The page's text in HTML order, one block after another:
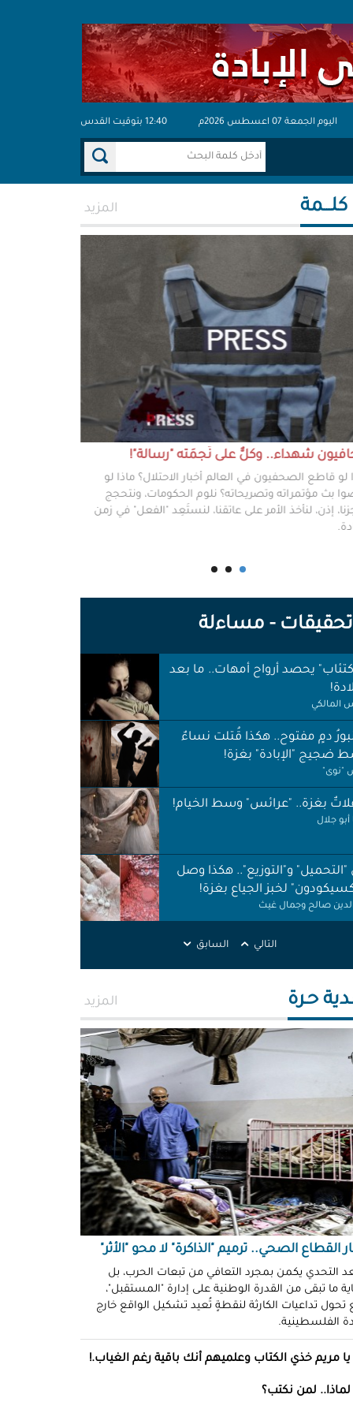
اليوم الجمعة 07 اعسطس 2026م 12:40 بتوقيت القدس
كلـــمة المزيد
شهداء.. وكلٌّ على نَجمَته "رسالة"!
لو قاطع الصحفيون في العالم أخبار الاحتلال؟ ماذا لو
بث مؤتمراته وتصريحاته؟ نلوم الحكومات، ونتحجج
إذن، لنأخذ الأمر على عاتقنا، لنستَعِد "الفعل" في زمن
تحقيقات - مساءلة
يحصد أرواح أمهات.. ما بعد
المالكي
دمٍ مفتوح.. هكذا قُتلت نساءٌ
ضجيج "الإبادة" بغزة!
"نوى"
بغزة.. "عرائس" وسط الخيام!
جلال
"التحميل" و"التوزيع".. هكذا وصل
لخبز الجياع بغزة!
الدين صالح وجمال غيث
نظافة في الظل.. لا حقوق ولا
غزة قنابل موقوتة.. خَرابٌ نَخَر
والتربة!
الله التركماني ورشا فرحات
وضحكوا".. انتهاكات جنسية
في سجون "إسرائيل"!
طولكرم بين وعود الإغاثة وواقع
سلامة
الشُّهود.. نهجٌ "إسرائيلي"
من العقاب!
توفيق
"الشبح" بغزة.. هويّات تُكشف
مرة!
قاتلة.. مضادات حيوية في قِطع
كريم"!
التالي السابق
حـرة المزيد
القطاع الصحي.. ترميم "الذاكرة" لا محو "الأثر"
التحدي يكمن بمجرد التعافي من تبعات الحرب، بل
ما تبقى من القدرة الوطنية على إدارة "المستقبل"،
تحول تداعيات الكارثة لنقطةٍ تُعيد تشكيل الواقع خارج
الفلسطينية.
يا مريم خذي الكتاب وعلميهم أنك باقية رغم الغياب.!
لماذا.. لمن نكتب؟